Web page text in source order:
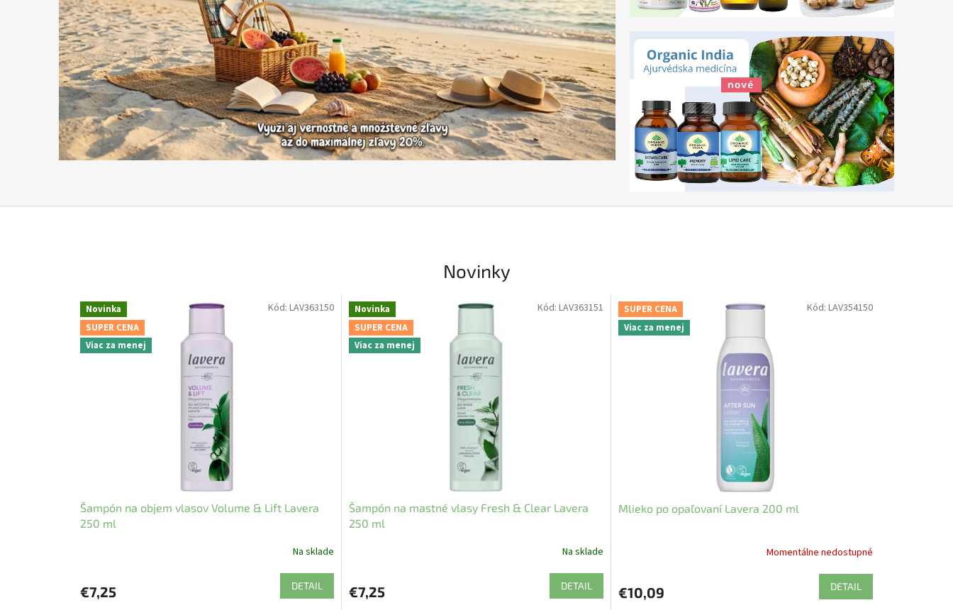
Novinky
Novinka
SUPER CENA
Viac za menej
Šampón na objem vlasov Volume & Lift Lavera
250 ml
Na sklade
€7,25 DETAIL
Kód:LAV363150
Novinka
SUPER CENA
Viac za menej
Šampón na mastné vlasy Fresh & Clear Lavera
250 ml
Na sklade
€7,25 DETAIL
Kód: LAV363151
SUPER CENA
Viac za menej
Mlieko po opaľovaní Lavera 200 ml
Momentálne nedostupné
€10,09 DETAIL
Kód: LAV354150